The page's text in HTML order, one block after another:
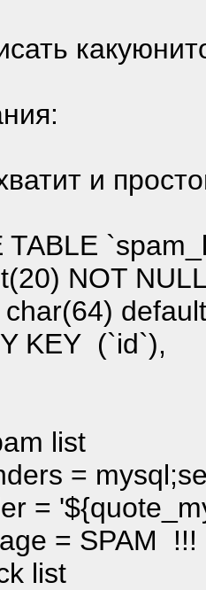
и
TABLE
NOT
KEY (`id`),
list
=
= SPAM !!!
list